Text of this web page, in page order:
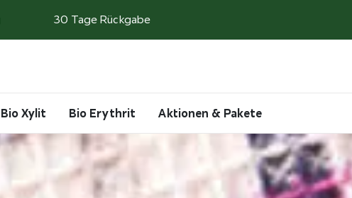
30 Tage Rückgabe
Bio Xylit Bio Erythrit Aktionen & Pakete